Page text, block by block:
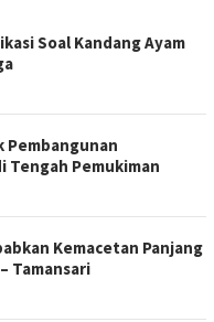
Soal Kandang Ayam
Pembangunan
Tengah Pemukiman
Kemacetan Panjang
Tamansari